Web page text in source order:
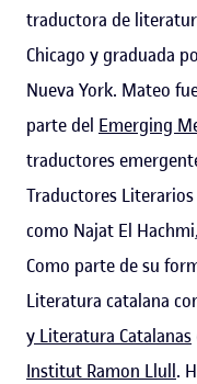
traductora de
Chicago y graduada
Nueva York. Mateo
parte del Emerging
traductores
Traductores
como Najat El
Como parte de su
Literatura catalana
y Literatura Catalanas
Institut Ramon Llull.